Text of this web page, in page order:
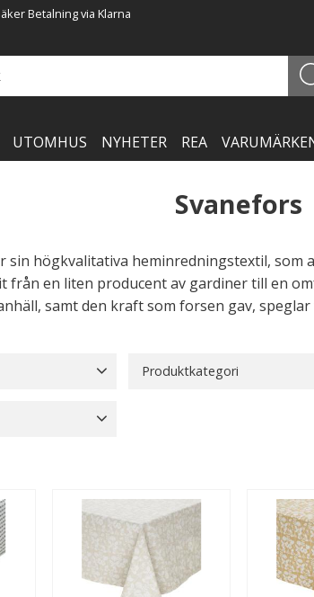
Betalning via Klarna
UTOMHUS NYHETER REA
Svanefors
högkvalitativa heminredningstextil, som
en liten producent av gardiner till en
samt den kraft som forsen gav,
Produktkategori